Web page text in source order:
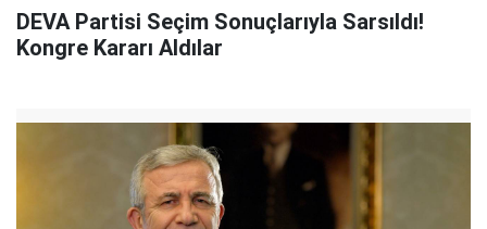
DEVA Partisi Seçim Sonuçlarıyla Sarsıldı!
Kongre Kararı Aldılar